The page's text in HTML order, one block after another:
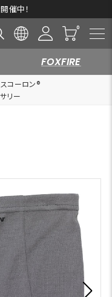
催中！
FOXFIRE
コーロン®
リー